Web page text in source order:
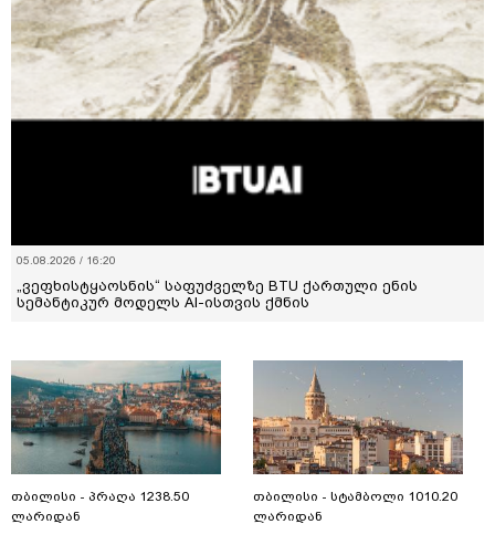
05.08.2026 / 16:20
„ვეფხისტყაოსნის“ საფუძველზე BTU ქართული ენის
სემანტიკურ მოდელს AI-ისთვის ქმნის
თბილისი - პრაღა 1238.50
ლარიდან
თბილისი - სტამბოლი 1010.20
ლარიდან